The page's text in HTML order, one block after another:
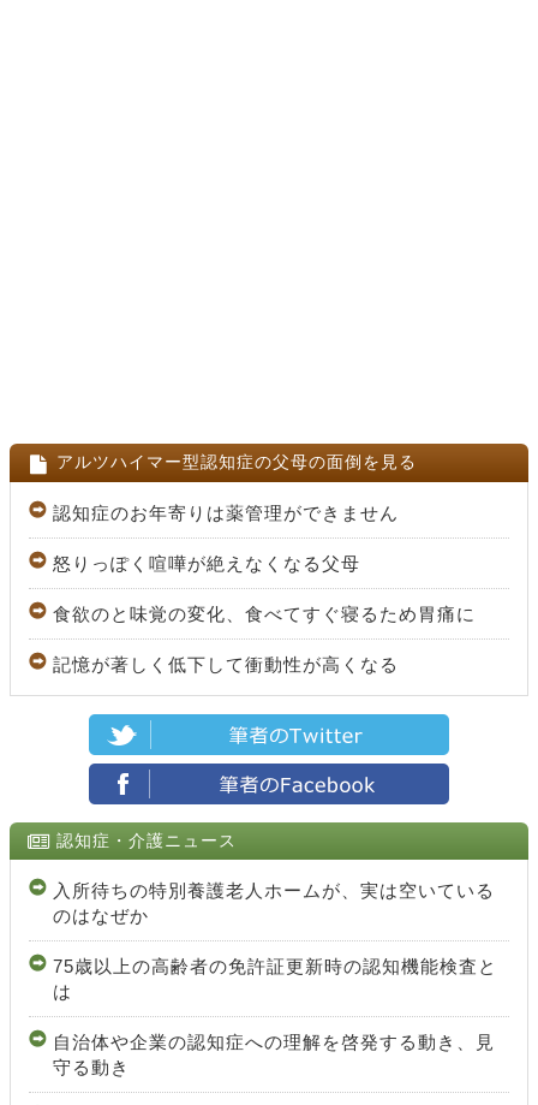
アルツハイマー型認知症の父母の面倒を見る
認知症のお年寄りは薬管理ができません
怒りっぽく喧嘩が絶えなくなる父母
食欲のと味覚の変化、食べてすぐ寝るため胃痛に
記憶が著しく低下して衝動性が高くなる
認知症・介護ニュース
入所待ちの特別養護老人ホームが、実は空いている
のはなぜか
75歳以上の高齢者の免許証更新時の認知機能検査と
は
自治体や企業の認知症への理解を啓発する動き、見
守る動き